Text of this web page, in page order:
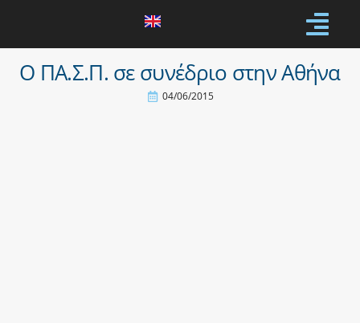
Ο ΠΑ.Σ.Π. σε συνέδριο στην Αθήνα
04/06/2015